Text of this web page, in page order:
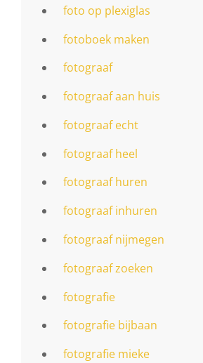
foto op plexiglas
fotoboek maken
fotograaf
fotograaf aan huis
fotograaf echt
fotograaf heel
fotograaf huren
fotograaf inhuren
fotograaf nijmegen
fotograaf zoeken
fotografie
fotografie bijbaan
fotografie mieke